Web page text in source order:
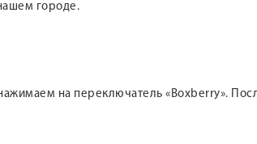
городе.
на переключатель «Boxberry».